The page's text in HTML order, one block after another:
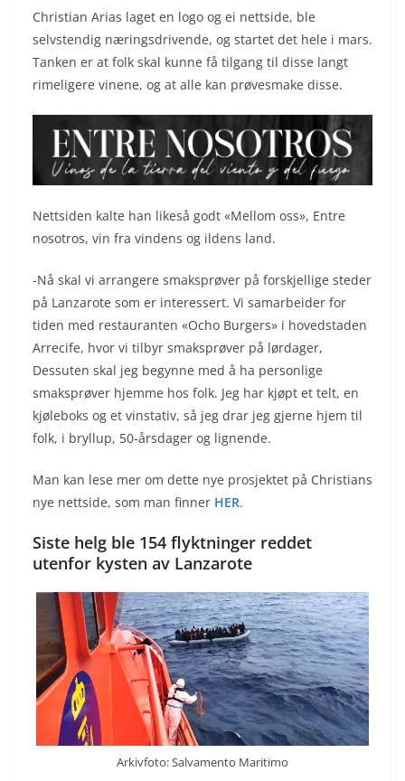
Christian Arias laget en logo og ei nettside, ble
selvstendig næringsdrivende, og startet det hele i mars.
Tanken er at folk skal kunne få tilgang til disse langt
rimeligere vinene, og at alle kan prøvesmake disse.
Nettsiden kalte han likeså godt «Mellom oss», Entre
nosotros, vin fra vindens og ildens land.
-Nå skal vi arrangere smaksprøver på forskjellige steder
på Lanzarote som er interessert. Vi samarbeider for
tiden med restauranten «Ocho Burgers» i hovedstaden
Arrecife, hvor vi tilbyr smaksprøver på lørdager,
Dessuten skal jeg begynne med å ha personlige
smaksprøver hjemme hos folk. Jeg har kjøpt et telt, en
kjøleboks og et vinstativ, så jeg drar jeg gjerne hjem til
folk, i bryllup, 50-årsdager og lignende.
Man kan lese mer om dette nye prosjektet på Christians
nye nettside, som man finner HER.
Siste helg ble 154 flyktninger reddet
utenfor kysten av Lanzarote
Arkivfoto: Salvamento Maritimo